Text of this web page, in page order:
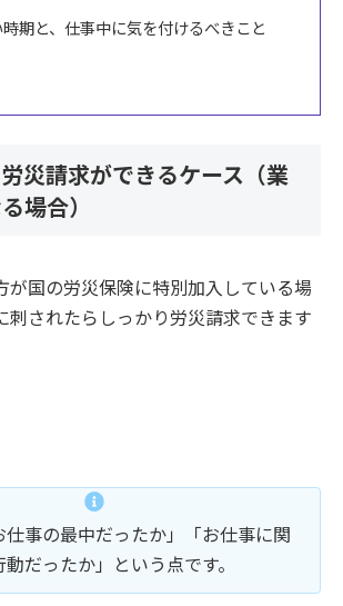
期と、仕事中に気を付けるべきこと
災請求ができるケース（業
場合）
が国の労災保険に特別加入している場
刺されたらしっかり労災請求できます
事の最中だったか」「お仕事に関
だったか」という点です。